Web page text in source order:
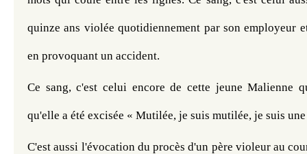
quinze ans violée quotidiennement par son employeur
en provoquant un accident.
Ce sang, c'est celui encore de cette jeune Malienne
qu'elle a été excisée « Mutilée, je suis mutilée, je suis
C'est aussi l'évocation du procès d'un père violeur au